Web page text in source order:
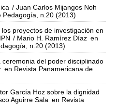
/ Juan Carlos Mijangos Noh
Pedagogía, n.20 (2013)
proyectos de investigación en
/ Mario H. Ramírez Díaz en
n.20 (2013)
ceremonia del poder disciplinado
en Revista Panamericana de
García Hoz sobre la dignidad
Aguirre Sala en Revista